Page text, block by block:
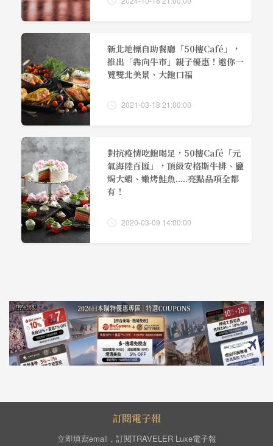
新北地標自助餐廳「50樓Café」，
推出「犇向牛市」親子優惠！邀你一
覽雙北美景、大飽口福
2021-03-18 21:00:00
對抗疫情吃飽喝足，50樓Café「元
氣海陸百匯」，頂級安格斯牛排、鹽
焗大蝦、嫩烤鮭魚.....亮點品項全都
有！
2020-03-09 14:00:00
訂閱電子報
立即填寫email，訂閱TRAVELER Luxe電子報